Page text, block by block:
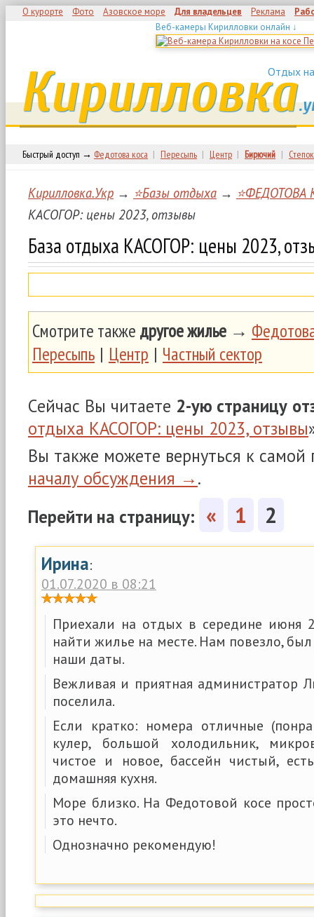
О курорте Фото Азовское море Для владельцев Реклама
Веб-камеры Кирилловки онлайн ↓
Отдых
Кирилловка
Быстрый доступ → Федотова коса | Пересыпь | Центр | Бирючий | Степок
Кирилловка.Укр → ⭐Базы отдыха → ⭐ФЕДОТОВА
КАСОГОР: цены 2023, отзывы
База отдыха КАСОГОР: цены 2023,
Смотрите также другое жилье →
Пересыпь | Центр | Частный сектор
Сейчас Вы читаете 2-ую страницу
отдыха КАСОГОР: цены 2023, отзывы
Вы также можете вернуться к самой
началу обсуждения →.
Перейти на страницу: « 1 2
Ирина:
01.07.2020 в 08:21
Приехали на отдых в середине июня
найти жилье на месте. Нам повезло,
наши даты.
Вежливая и приятная администратор
поселила.
Если кратко: номера отличные
кулер, большой холодильник,
чистое и новое, бассейн чистый,
домашняя кухня.
Море близко. На Федотовой косе
это нечто.
Однозначно рекомендую!